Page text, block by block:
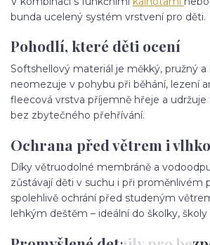
bunda ucelený systém vrstvení pro děti.
Pohodlí, které děti ocení
Softshellový materiál je měkký, pružný a
neomezuje v pohybu při běhání, lezení
fleecová vrstva příjemně hřeje a
bez zbytečného přehřívání.
Ochrana před větrem i
Díky větruodolné membráně a
zůstávají děti v suchu i při proměnlivém
spolehlivě ochrání před studeným
lehkým deštěm – ideální do školky, školy